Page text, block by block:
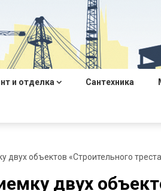
и отделка Сантехника
двух объектов «Строительного
двух